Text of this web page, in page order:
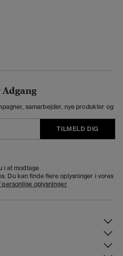
samarbejder, nye produkter og
TILMELD DIG
i at modtage
Du kan finde flere oplysninger i vores
oplysninger